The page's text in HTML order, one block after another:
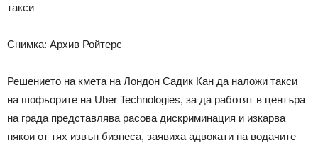
такси
Снимка: Архив Ройтерс
Решението на кмета на Лондон Садик Кан да наложи такси
на шофьорите на Uber Technologies, за да работят в центъра
на града представлява расова дискриминация и изкарва
някои от тях извън бизнеса, заявиха адвокати на водачите